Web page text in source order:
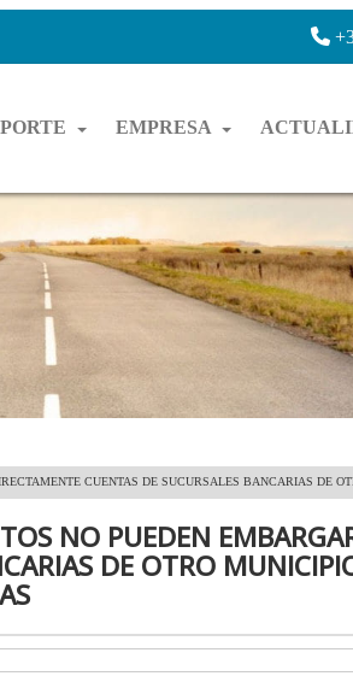
EMPRESA
CUENTAS DE SUCURSALES BANCARIAS DE
NO PUEDEN
DE OTRO